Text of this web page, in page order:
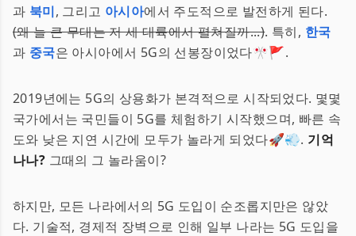
과 북미, 그리고 아시아에서 주도적으로 발전하게 된다.
(왜 늘 큰 무대는 저 세 대륙에서 펼쳐질까...). 특히, 한국
과 중국은 아시아에서 5G의 선봉장이었다🎌🚩.
2019년에는 5G의 상용화가 본격적으로 시작되었다. 몇몇
국가에서는 국민들이 5G를 체험하기 시작했으며, 빠른 속
도와 낮은 지연 시간에 모두가 놀라게 되었다🚀💨. 기억
나나? 그때의 그 놀라움이?
하지만, 모든 나라에서의 5G 도입이 순조롭지만은 않았
다. 기술적, 경제적 장벽으로 인해 일부 나라는 5G 도입을